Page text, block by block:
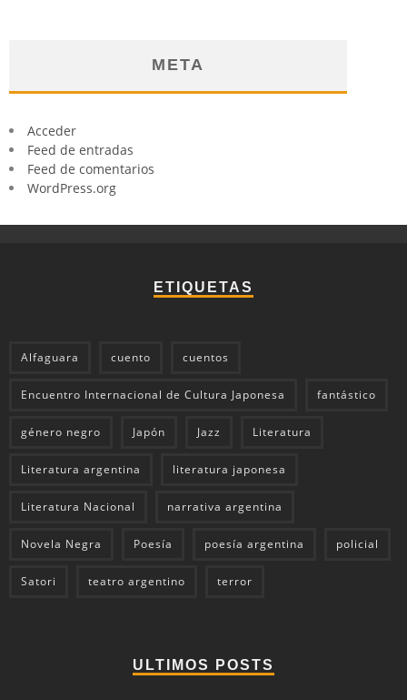
META
Acceder
Feed de entradas
Feed de comentarios
WordPress.org
ETIQUETAS
Alfaguara cuento cuentos
Encuentro Internacional de Cultura Japonesa fantástico
género negro Japón Jazz Literatura
Literatura argentina literatura japonesa
Literatura Nacional narrativa argentina
Novela Negra Poesía poesía argentina policial
Satori teatro argentino terror
ULTIMOS POSTS